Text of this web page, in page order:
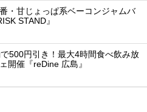
・甘じょっぱ系ベーコンジャムバ
STAND』
500円引き！最大4時間食べ飲み放
開催『reDine 広島』